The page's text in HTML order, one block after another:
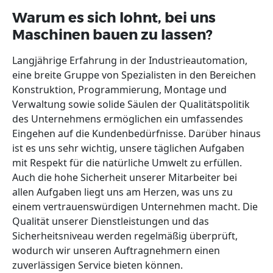
Warum es sich lohnt, bei uns
Maschinen bauen zu lassen?
Langjährige Erfahrung in der Industrieautomation,
eine breite Gruppe von Spezialisten in den Bereichen
Konstruktion, Programmierung, Montage und
Verwaltung sowie solide Säulen der Qualitätspolitik
des Unternehmens ermöglichen ein umfassendes
Eingehen auf die Kundenbedürfnisse. Darüber hinaus
ist es uns sehr wichtig, unsere täglichen Aufgaben
mit Respekt für die natürliche Umwelt zu erfüllen.
Auch die hohe Sicherheit unserer Mitarbeiter bei
allen Aufgaben liegt uns am Herzen, was uns zu
einem vertrauenswürdigen Unternehmen macht. Die
Qualität unserer Dienstleistungen und das
Sicherheitsniveau werden regelmäßig überprüft,
wodurch wir unseren Auftragnehmern einen
zuverlässigen Service bieten können.